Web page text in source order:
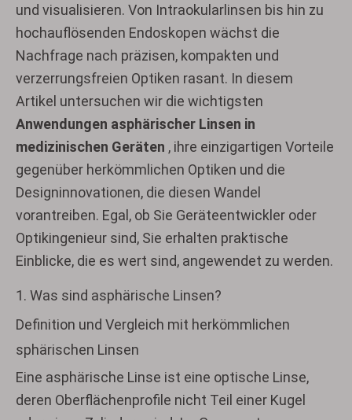
und visualisieren. Von Intraokularlinsen bis hin zu
hochauflösenden Endoskopen wächst die
Nachfrage nach präzisen, kompakten und
verzerrungsfreien Optiken rasant. In diesem
Artikel untersuchen wir die wichtigsten
Anwendungen asphärischer Linsen in
medizinischen Geräten , ihre einzigartigen Vorteile
gegenüber herkömmlichen Optiken und die
Designinnovationen, die diesen Wandel
vorantreiben. Egal, ob Sie Geräteentwickler oder
Optikingenieur sind, Sie erhalten praktische
Einblicke, die es wert sind, angewendet zu werden.
1. Was sind asphärische Linsen?
Definition und Vergleich mit herkömmlichen
sphärischen Linsen
Eine asphärische Linse ist eine optische Linse,
deren Oberflächenprofile nicht Teil einer Kugel